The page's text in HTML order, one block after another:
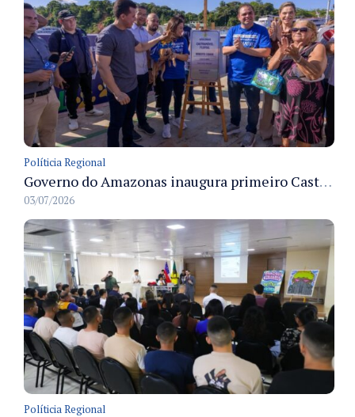
Políticia Regional
Governo do Amazonas inaugura primeiro Castramóvel Fluvial para atendimento veterinário às comunidades ribeirinhas e castração gratuita
03/07/2026
Políticia Regional